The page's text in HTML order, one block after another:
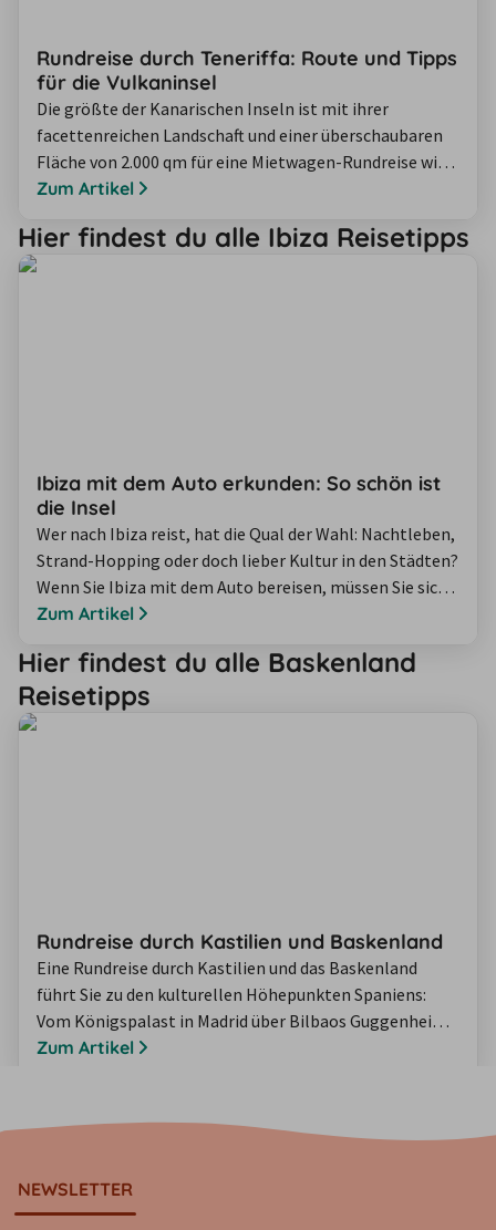
Rundreise durch Teneriffa: Route und Tipps
für die Vulkaninsel
Die größte der Kanarischen Inseln ist mit ihrer
facettenreichen Landschaft und einer überschaubaren
Fläche von 2.000 qm für eine Mietwagen-Rundreise wie
geschaffen. Wir stellen Ihnen eine einwöchige Route
Aufenthalts oder während einem spontanen Kurztrip
Zum Artikel
Hier findest du alle Ibiza Reisetipps
Ibiza mit dem Auto erkunden: So schön ist
die Insel
Wer nach Ibiza reist, hat die Qual der Wahl: Nachtleben,
Strand-Hopping oder doch lieber Kultur in den Städten?
Wenn Sie Ibiza mit dem Auto bereisen, müssen Sie sich
gar nicht entscheiden, sondern können in drei Tagen die
bekannte Sehenswürdigkeiten und Insider-Tipps vor, die
Ihnen bei einer gewöhnlichen Ibiza-Pauschalreise
Zum Artikel
Hier findest du alle Baskenland
Reisetipps
Rundreise durch Kastilien und Baskenland
Eine Rundreise durch Kastilien und das Baskenland
führt Sie zu den kulturellen Höhepunkten Spaniens:
Vom Königspalast in Madrid über Bilbaos Guggenheim-
Museum bis hin ins Herz des Weinanbaugebiets Rioja
Mietwagen, Camper oder Motorrad – am besten reisen
Zum Artikel
NEWSLETTER